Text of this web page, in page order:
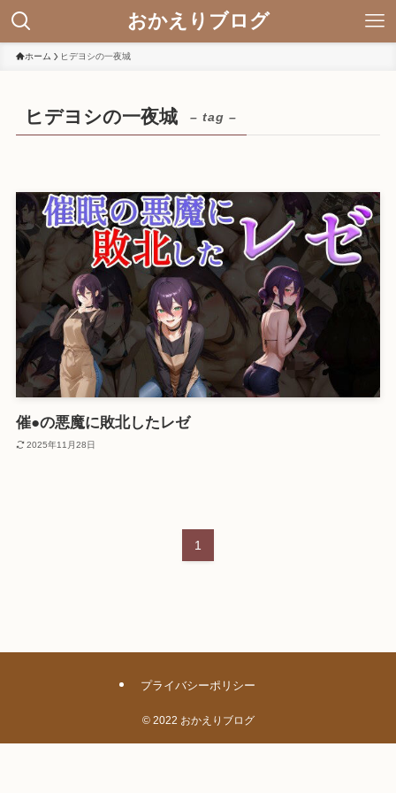
おかえりブログ
ホーム ヒデヨシの一夜城
ヒデヨシの一夜城 – tag –
催●の悪魔に敗北したレゼ
2025年11月28日
1
プライバシーポリシー
©2022 おかえりブログ